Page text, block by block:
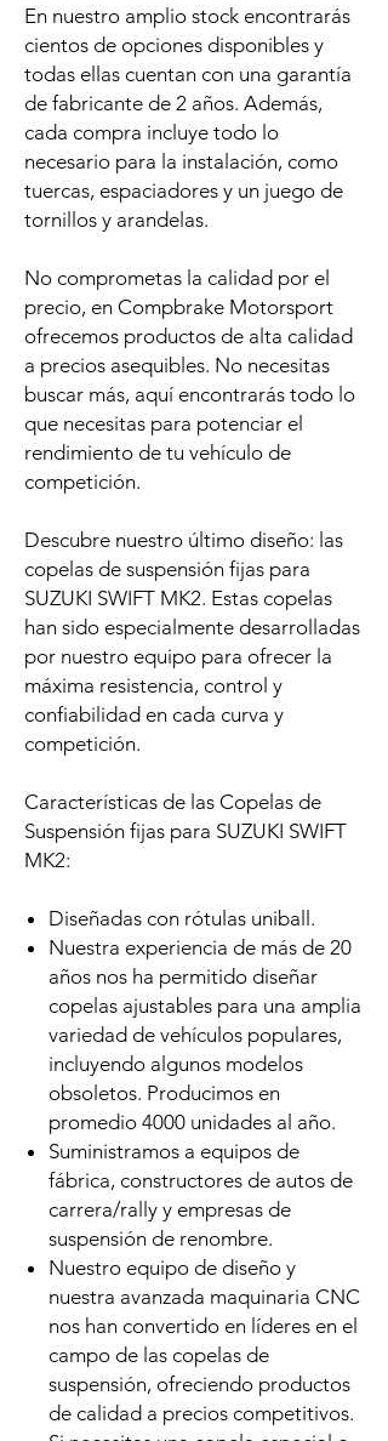
En nuestro amplio stock encontrarás
cientos de opciones disponibles y
todas ellas cuentan con una garantía
de fabricante de 2 años. Además,
cada compra incluye todo lo
necesario para la instalación, como
tuercas, espaciadores y un juego de
tornillos y arandelas.
No comprometas la calidad por el
precio, en Compbrake Motorsport
ofrecemos productos de alta calidad
a precios asequibles. No necesitas
buscar más, aquí encontrarás todo lo
que necesitas para potenciar el
rendimiento de tu vehículo de
competición.
Descubre nuestro último diseño: las
copelas de suspensión fijas para
SUZUKI SWIFT MK2. Estas copelas
han sido especialmente desarrolladas
por nuestro equipo para ofrecer la
máxima resistencia, control y
confiabilidad en cada curva y
competición.
Características de las Copelas de
Suspensión fijas para SUZUKI SWIFT
MK2:
Diseñadas con rótulas uniball.
Nuestra experiencia de más de 20
años nos ha permitido diseñar
copelas ajustables para una amplia
variedad de vehículos populares,
incluyendo algunos modelos
obsoletos. Producimos en
promedio 4000 unidades al año.
Suministramos a equipos de
fábrica, constructores de autos de
carrera/rally y empresas de
suspensión de renombre.
Nuestro equipo de diseño y
nuestra avanzada maquinaria CNC
nos han convertido en líderes en el
campo de las copelas de
suspensión, ofreciendo productos
de calidad a precios competitivos.